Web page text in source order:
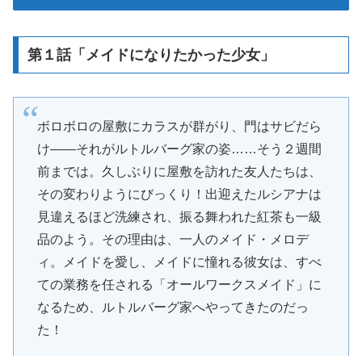
第１話「メイドになりたかった少女」
ボロボロの屋敷にカラスが群がり、門はサビだら
け――それがルトルバーグ家の姿……そう２週間
前までは。久しぶりに屋敷を訪れた友人たちは、
その変わりようにびっくり！出迎えたルシアナは
見違えるほど洗練され、振る舞われた紅茶も一級
品のよう。その理由は、一人のメイド・メロデ
ィ。メイドを愛し、メイドに憧れる彼女は、すべ
ての業務を任される「オールワークスメイド」に
なるため、ルトルバーグ家へやってきたのだっ
た！